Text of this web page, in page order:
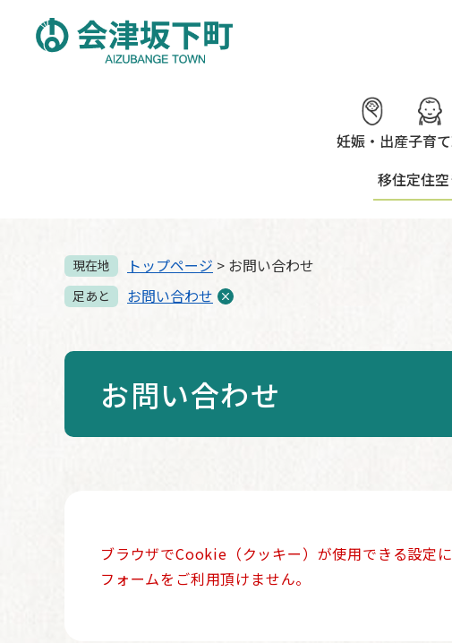
妊娠・出産子育て
移住定住
現在地 トップページ > お問い合わせ
足あと お問い合わせ
お問い合わせ
文
ブラウザでCookie（クッキー）が使用できる設定
フォームをご利用頂けません。